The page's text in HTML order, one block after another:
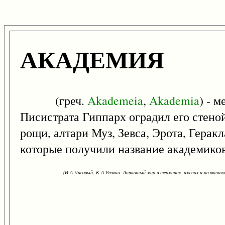
АКАДЕМИЯ
(греч. Akademeia, Akademia) -
Писистрата Гиппарх оградил его
рощи, алтари Муз, Зевса, Эрота,
которые получили название
(И.А.Лисовый, К.А.Ревяко. Античный мир в терминах, именах и